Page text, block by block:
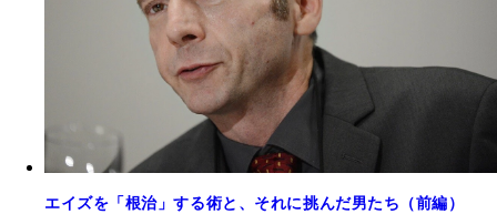
エイズを「根治」する術と、それに挑んだ男たち（前編）